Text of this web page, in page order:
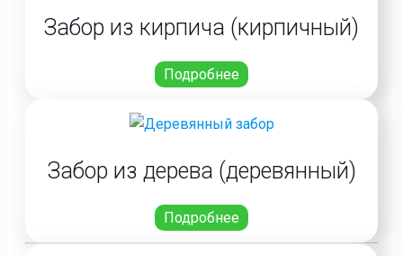
Забор из кирпича (кирпичный)
Подробнее
Забор из дерева (деревянный)
Подробнее